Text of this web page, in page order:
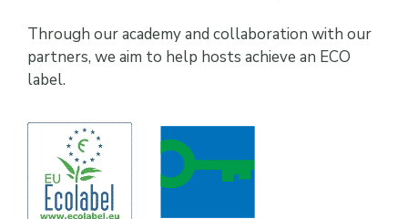
Through our academy and collaboration with our
partners, we aim to help hosts achieve an ECO
label.